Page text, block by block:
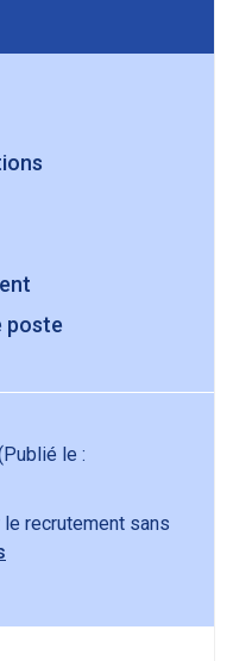
poste
le :
recrutement sans